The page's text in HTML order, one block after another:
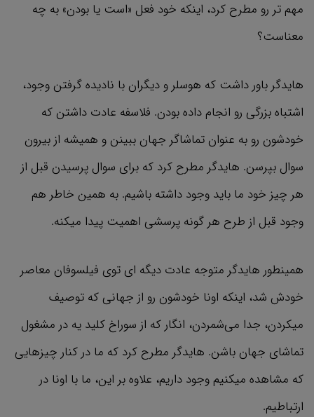
مهم تر رو مطرح کرد، اینکه خود فعل «است یا بودن» به چه
معناست؟
هایدگر باور داشت که هوسلر و دیگران با نادیده گرفتن وجود،
اشتباه بزرگی رو انجام داده بودن. فلاسفه عادت داشتن که
خودشون رو به عنوان تماشاگر جهان ببینن و همیشه از بیرون
سوال بپرسن. هایدگر مطرح کرد که برای سوال پرسیدن قبل از
هر چیز خود ما باید وجود داشته باشیم. به همین خاطر هم
وجود قبل از طرح هر گونه پرسشی اهمیت پیدا میکنه.
همینطور هایدگر متوجه عادت دیگه ای توی فیلسوفان معاصر
خودش شد، اینکه اونا خودشون رو از جهانی که توصیف
میکردن، جدا می‌شمردن، انگار که از سوراخ کلید یه در مشغول
تماشای جهان باشن. هایدگر مطرح کرد که ما در کنار چیزهایی
که مشاهده میکنیم وجود داریم، علاوه بر این، ما با اونا در
ارتباطیم.